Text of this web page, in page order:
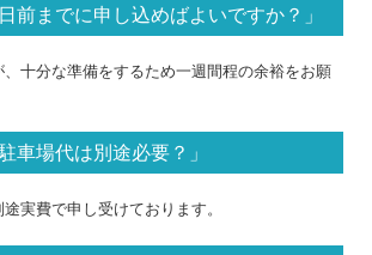
前までに申し込めばよいですか？ 」
十分な準備をするため一週間程の余裕をお願
車場代は別途必要？ 」
実費で申し受けております。